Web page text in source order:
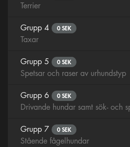
Terrier
Grupp 4 0 SEK
Taxar
Grupp 5 0 SEK
Spetsar och raser av urhundstyp
Grupp 6 0 SEK
Drivande hundar samt sök- och
Grupp 7 0 SEK
Stående fågelhundar